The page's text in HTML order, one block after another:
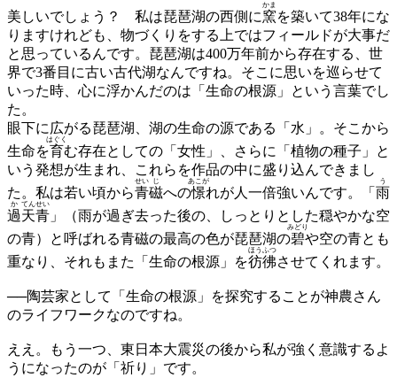
美しいでしょう？ 私は琵琶湖の西側に窯
かま
を築いて38年にな
りますけれども、物づくりをする上ではフィールドが大事だ
と思っているんです。琵琶湖は400万年前から存在する、世
界で3番目に古い古代湖なんですね。そこに思いを巡らせて
いった時、心に浮かんだのは「生命の根源」という言葉でし
た。
眼下に広がる琵琶湖、湖の生命の源である「水」。そこから
生命を育
はぐく
む存在としての「女性」、さらに「植物の種子」と
いう発想が生まれ、これらを作品の中に盛り込んできまし
た。私は若い頃から青
せい
磁
じ
への憬
あこが
れが人一倍強いんです。「 雨
う
過
か
天
てん
青
せい
」（雨が過ぎ去った後の、しっとりとした穏やかな空
の青）と呼ばれる青磁の最高の色が琵琶湖の碧
みどり
や空の青とも
重なり、それもまた「生命の根源」を彷
ほう
彿
ふつ
させてくれます。
──陶芸家として「生命の根源」を探究することが神農さん
のライフワークなのですね。
ええ。もう一つ、東日本大震災の後から私が強く意識するよ
うになったのが「祈り」です。